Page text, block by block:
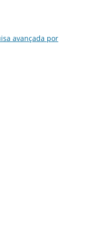
avançada por